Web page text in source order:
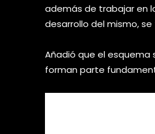
además de trabajar en
desarrollo del mismo,
Añadió que el esquema
forman parte